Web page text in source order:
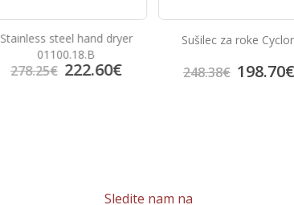
Stainless steel hand dryer
01100.18.B
278.25€ 222.60€
Sušilec za roke Cyclon
248.38€ 198.70€
Sledite nam na